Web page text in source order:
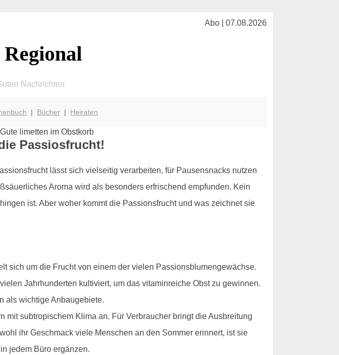
Abo | 07.08.2026
Nachrichten
| Bücher| Heiraten
Passiosfrucht!
lässt sich vielseitig verarbeiten, für Pausensnacks nutzen
Aroma wird als besonders erfrischend empfunden. Kein
ist. Aber woher kommt die Passionsfrucht und was zeichnet sie
sich um die Frucht von einem der vielen Passionsblumengewächse.
Jahrhunderten kultiviert, um das vitaminreiche Obst zu gewinnen.
als wichtige Anbaugebiete.
subtropischem Klima an. Für Verbraucher bringt die Ausbreitung
ihr Geschmack viele Menschen an den Sommer erinnert, ist sie
jedem Büro ergänzen.